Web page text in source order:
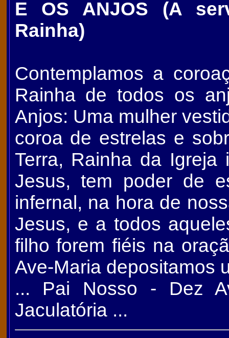
E OS ANJOS (A
Rainha)
Contemplamos a
Rainha de todos os
Anjos: Uma mulher
coroa de estrelas e
Terra, Rainha da Igreja
Jesus, tem poder de
infernal, na hora de
Jesus, e a todos
filho forem fiéis na
Ave-Maria depositamos
... Pai Nosso - Dez
Jaculatória ...